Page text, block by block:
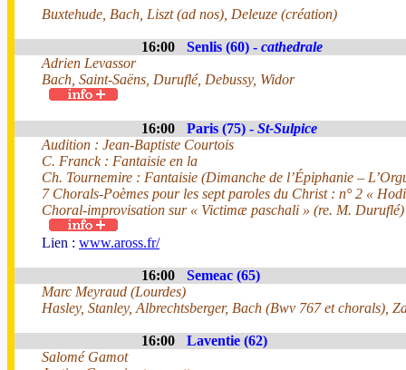
Buxtehude, Bach, Liszt (ad nos), Deleuze (création)
16:00 Senlis (60) - cathedrale
Adrien Levassor
Bach, Saint-Saëns, Duruflé, Debussy, Widor
16:00 Paris (75) - St-Sulpice
Audition : Jean-Baptiste Courtois
C. Franck : Fantaisie en la
Ch. Tournemire : Fantaisie (Dimanche de l’Épiphanie –
7 Chorals-Poèmes pour les sept paroles du Christ : n° 2 «
Choral-improvisation sur « Victimæ paschali » (re. M. Duruflé)
Lien : www.aross.fr/
16:00
Semeac (65)
Marc Meyraud (Lourdes)
Hasley, Stanley, Albrechtsberger, Bach (Bwv 767 et chorals),
16:00
Laventie (62)
Salomé Gamot